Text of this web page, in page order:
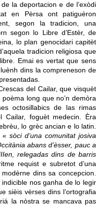
la deportacion e de l’exòdi
en Pèrsa ont patiguèron
segon la tradicion, una
segon lo Libre d’Estèr, de
lo plan genocidari capitèt
tradicion religiosa que
Emai es vertat que sens
dins la compreneson de
del Cailar, que visquèt
long que no’n demòra
octosillabics de las rimas
Cailar, foguèt medecin. Èra
lo grèc ancian e lo latin.
« sòci d’una comunitat josiva
abans d’èsser, pauc a
relegadas dins de barris
requist e subretot d’una
dins sa concepcion.
nos ganha de lo legir
sièis vèrses dins l’ortografia
la nòstra se mancava pas